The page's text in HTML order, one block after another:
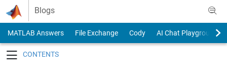
Skip to content
Blogs
MATLAB Answers File Exchange Cody
AI Chat Playground